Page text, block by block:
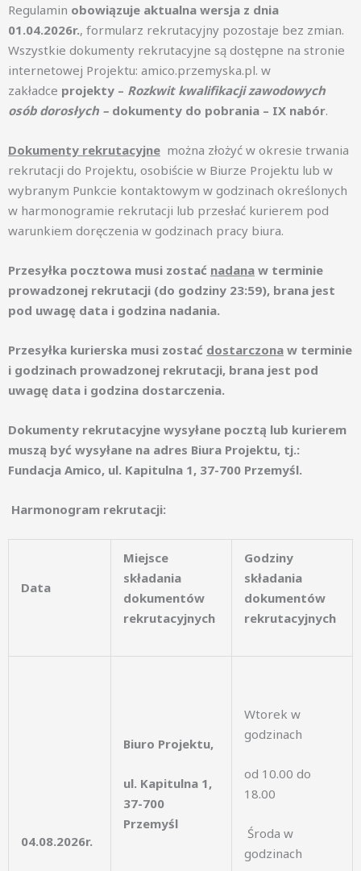
Regulamin obowiązuje aktualna wersja z dnia
01.04.2026r., formularz rekrutacyjny pozostaje bez zmian.
Wszystkie dokumenty rekrutacyjne są dostępne na stronie
internetowej Projektu: amico.przemyska.pl. w
zakładce projekty – Rozkwit kwalifikacji zawodowych
osób dorosłych – dokumenty do pobrania – IX nabór.
Dokumenty rekrutacyjne można złożyć w okresie trwania
rekrutacji do Projektu, osobiście w Biurze Projektu lub w
wybranym Punkcie kontaktowym w godzinach określonych
w harmonogramie rekrutacji lub przesłać kurierem pod
warunkiem doręczenia w godzinach pracy biura.
Przesyłka pocztowa musi zostać nadana w terminie
prowadzonej rekrutacji (do godziny 23:59), brana jest
pod uwagę data i godzina nadania.
Przesyłka kurierska musi zostać dostarczona w terminie
i godzinach prowadzonej rekrutacji, brana jest pod
uwagę data i godzina dostarczenia.
Dokumenty rekrutacyjne wysyłane pocztą lub kurierem
muszą być wysyłane na adres Biura Projektu, tj.:
Fundacja Amico, ul. Kapitulna 1, 37-700 Przemyśl.
Harmonogram rekrutacji:
Data
Miejsce
składania
dokumentów
rekrutacyjnych
Godziny
składania
dokumentów
rekrutacyjnych
04.08.2026r.
Biuro Projektu,
ul. Kapitulna 1,
37-700
Przemyśl
Wtorek w
godzinach
od 10.00 do
18.00
Środa w
godzinach